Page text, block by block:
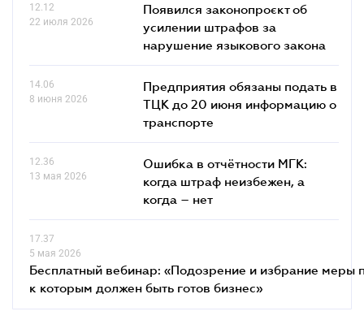
12.12
22 июля 2026
Появился законопроєкт об
усилении штрафов за
нарушение языкового закона
14.06
8 июня 2026
Предприятия обязаны подать в
ТЦК до 20 июня информацию о
транспорте
12.36
13 мая 2026
Ошибка в отчётности МГК:
когда штраф неизбежен, а
когда – нет
17.37
5 мая 2026
Бесплатный вебинар: «Подозрение и избрание меры
к которым должен быть готов бизнес»